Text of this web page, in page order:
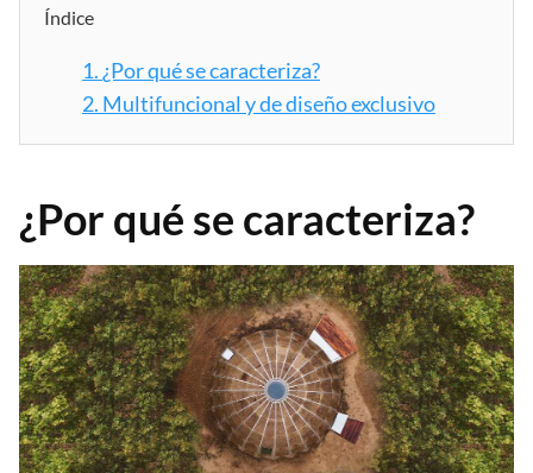
Índice
1. ¿Por qué se caracteriza?
2. Multifuncional y de diseño exclusivo
¿Por qué se caracteriza?